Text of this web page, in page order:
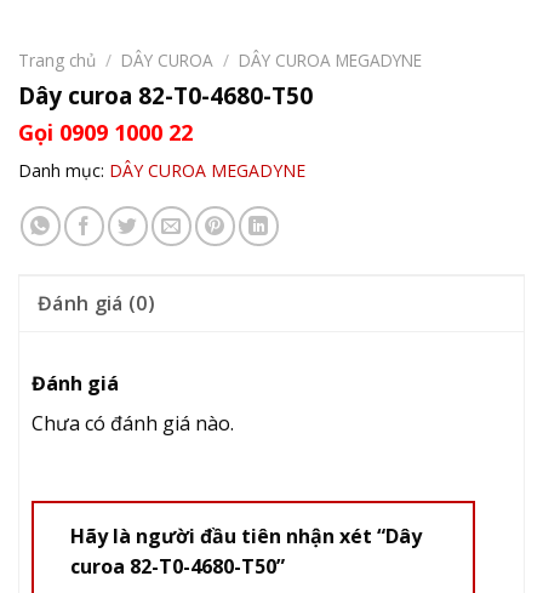
Trang chủ / DÂY CUROA / DÂY CUROA MEGADYNE
Dây curoa 82-T0-4680-T50
Gọi 0909 1000 22
Danh mục: DÂY CUROA MEGADYNE
Đánh giá (0)
Đánh giá
Chưa có đánh giá nào.
Hãy là người đầu tiên nhận xét “Dây
curoa 82-T0-4680-T50”